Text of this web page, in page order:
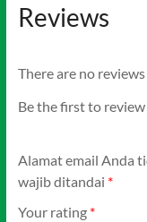
Reviews
There are no
Be the first to review
Alamat email Anda
wajib ditandai *
Your rating *